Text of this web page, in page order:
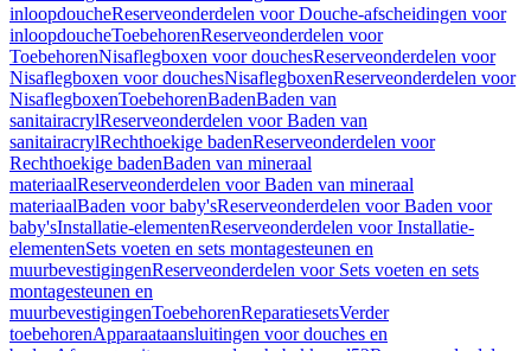
inloopdoucheReserveonderdelen voor Douche-afscheidingen voor
inloopdoucheToebehorenReserveonderdelen voor
ToebehorenNisaflegboxen voor douchesReserveonderdelen voor
Nisaflegboxen voor douchesNisaflegboxenReserveonderdelen voor
NisaflegboxenToebehorenBadenBaden van
sanitairacrylReserveonderdelen voor Baden van
sanitairacrylRechthoekige badenReserveonderdelen voor
Rechthoekige badenBaden van mineraal
materiaalReserveonderdelen voor Baden van mineraal
materiaalBaden voor baby'sReserveonderdelen voor Baden voor
baby'sInstallatie-elementenReserveonderdelen voor Installatie-
elementenSets voeten en sets montagesteunen en
muurbevestigingenReserveonderdelen voor Sets voeten en sets
montagesteunen en
muurbevestigingenToebehorenReparatiesetsVerder
toebehorenApparaataansluitingen voor douches en